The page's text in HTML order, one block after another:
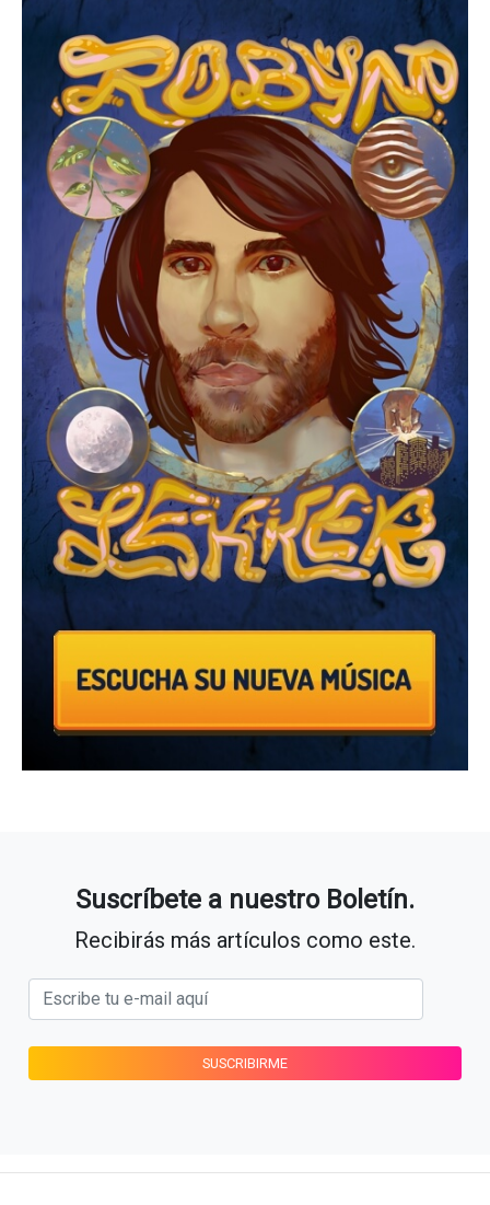
Suscríbete a nuestro Boletín.
Recibirás más artículos como este.